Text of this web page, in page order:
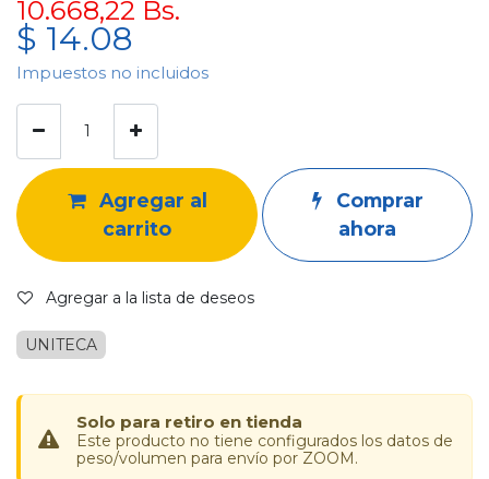
10.668,22 Bs.
$ 14.08
Impuestos no incluidos
Agregar al
carrito
Comprar
ahora
Agregar a la lista de deseos
UNITECA
Solo para retiro en tienda
Este producto no tiene configurados los datos de
peso/volumen para envío por ZOOM.